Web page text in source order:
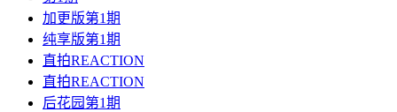
加更版第1期
纯享版第1期
直拍REACTION
直拍REACTION
后花园第1期